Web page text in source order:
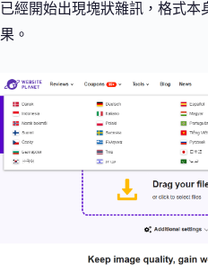
已經開始出現塊狀雜訊，格式本
果。